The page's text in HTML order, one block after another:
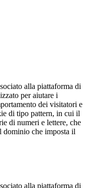
alla piattaforma di
per aiutare i
dei visitatori e
di tipo pattern, in cui il
di numeri e lettere, che
dominio che imposta il
alla piattaforma di